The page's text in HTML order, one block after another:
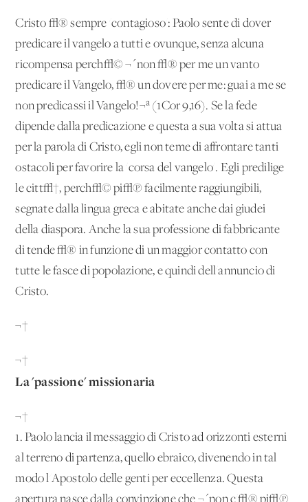
Cristo √® sempre 'contagioso': Paolo sente di dover
predicare il vangelo a tutti e ovunque, senza alcuna
ricompensa perch√© ¬´non √® per me un vanto
predicare il Vangelo, √® un dovere per me: guai a me se
non predicassi il Vangelo!¬ª (1Cor 9,16). Se la fede
dipende dalla predicazione e questa a sua volta si attua
per la parola di Cristo, egli non teme di affrontare tanti
ostacoli per favorire la 'corsa del vangelo'. Egli predilige
le citt√†, perch√© pi√π facilmente raggiungibili,
segnate dalla lingua greca e abitate anche dai giudei
della diaspora. Anche la sua professione di fabbricante
di tende √® in funzione di un maggior contatto con
tutte le fasce di popolazione, e quindi dell'annuncio di
Cristo.
¬†
¬†
La 'passione' missionaria
¬†
1. Paolo lancia il messaggio di Cristo ad orizzonti esterni
al terreno di partenza, quello ebraico, divenendo in tal
modo l'Apostolo delle genti per eccellenza. Questa
apertura nasce dalla convinzione che ¬´non c'√® pi√π